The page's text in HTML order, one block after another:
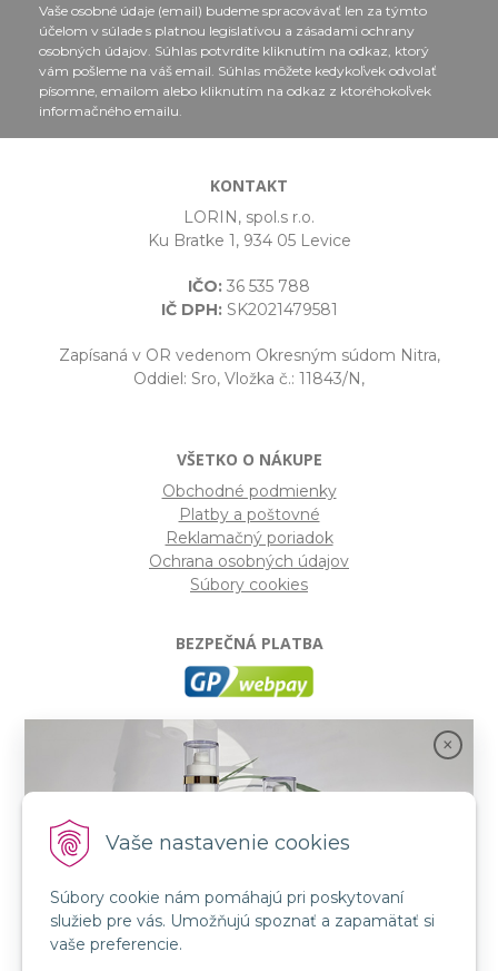
Vaše nastavenie cookies
Súbory cookie nám pomáhajú pri poskytovaní
služieb pre vás. Umožňujú spoznať a zapamätať si
vaše preferencie.
Vaše osobné údaje (email) budeme spracovávať len za týmto
účelom v súlade s platnou legislatívou a zásadami ochrany
osobných údajov. Súhlas potvrdíte kliknutím na odkaz, ktorý
vám pošleme na váš email. Súhlas môžete kedykoľvek odvolať
písomne, emailom alebo kliknutím na odkaz z ktoréhokoľvek
informačného emailu.
KONTAKT
LORIN, spol.s r.o.
Ku Bratke 1, 934 05 Levice
IČO: 36 535 788
IČ DPH:SK2021479581
Zapísaná v OR vedenom Okresným súdom Nitra,
Oddiel: Sro, Vložka č.: 11843/N,
VŠETKO O NÁKUPE
Obchodné podmienky
Platby a poštovné
Reklamačný poriadok
Ochrana osobných údajov
Súbory cookies
BEZPEČNÁ PLATBA
- Moderný a bezpečný systém pre platby
kartou na internete. Je jedným z najpoužívanejších
platobných brán na slovenských e-shopoch. Spĺňa
SLEDUJTE NÁS
FB: LORIN všetko pre krásu
Spojenie prírody a vedy s novou kozmetikou